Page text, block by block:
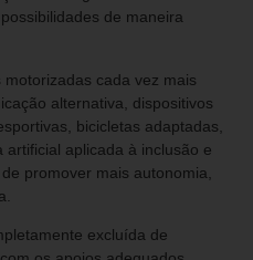
de maneira
cada vez mais
alternativa, dispositivos
bicicletas adaptadas,
aplicada à inclusão e
promover mais autonomia,
excluída de